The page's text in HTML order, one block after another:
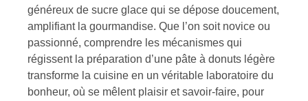
généreux de sucre glace qui se dépose doucement,
amplifiant la gourmandise. Que l’on soit novice ou
passionné, comprendre les mécanismes qui
régissent la préparation d’une pâte à donuts légère
transforme la cuisine en un véritable laboratoire du
bonheur, où se mêlent plaisir et savoir-faire, pour